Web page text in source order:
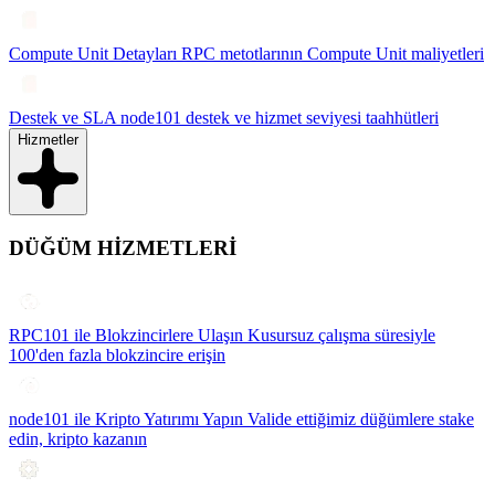
Compute Unit Detayları RPC metotlarının Compute Unit maliyetleri
Destek ve SLA node101 destek ve hizmet seviyesi taahhütleri
Hizmetler
DÜĞÜM HİZMETLERİ
RPC101 ile Blokzincirlere Ulaşın Kusursuz çalışma süresiyle
100'den fazla blokzincire erişin
node101 ile Kripto Yatırımı Yapın Valide ettiğimiz düğümlere stake
edin, kripto kazanın